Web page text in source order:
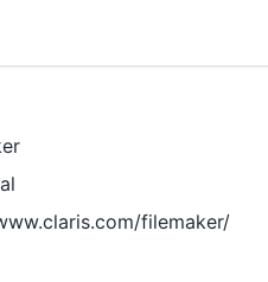
filemaker/